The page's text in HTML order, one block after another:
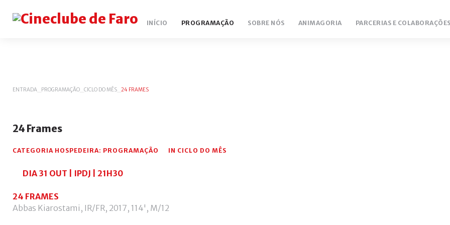
INÍCIO PROGRAMAÇÃO SOBRE NÓS ANIMAGORIA PARCERIAS E COLABORAÇÕES
ENTRADA PROGRAMAÇÃO CICLO DO MÊS 24 FRAMES
24 Frames
CATEGORIA HOSPEDEIRA: PROGRAMAÇÃO IN CICLO DO MÊS
DIA 31 OUT IPDJ | 21H30
24 FRAMES
Abbas Kiarostami, IR/FR, 2017, 114', M/12